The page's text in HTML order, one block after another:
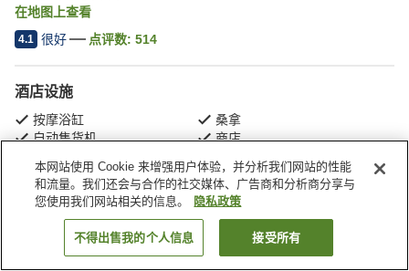
在地图上查看
4.1 很好 点评数: 514
酒店设施
按摩浴缸
桑拿
自动售货机
商店
首页 日本 东京 港区 安心御宿Tokyo Man新桥站
搜索客房
本网站使用 Cookie 来增强用户体验，并分析我们网站的性能
和流量。我们还会与合作的社交媒体、广告商和分析商分享与
您使用我们网站相关的信息。
隐私政策
不得出售我的个人信息 接受所有